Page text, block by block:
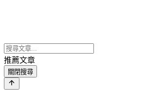
推薦文章
關閉搜尋